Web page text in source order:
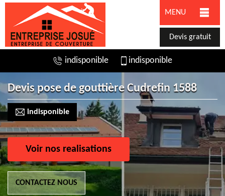
MENU
Devis gratuit
indisponible indisponible
Devis pose de gouttière Cudrefin 1588
indisponible
Voir nos realisations
CONTACTEZ NOUS